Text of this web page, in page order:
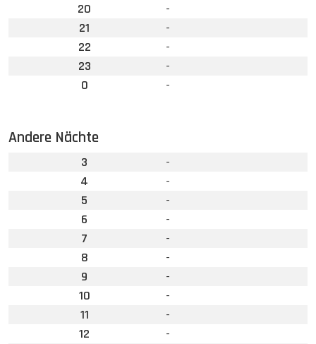
20
-
21
-
22
-
23
-
0
-
Andere Nächte
3
-
4
-
5
-
6
-
7
-
8
-
9
-
10
-
11
-
12
-